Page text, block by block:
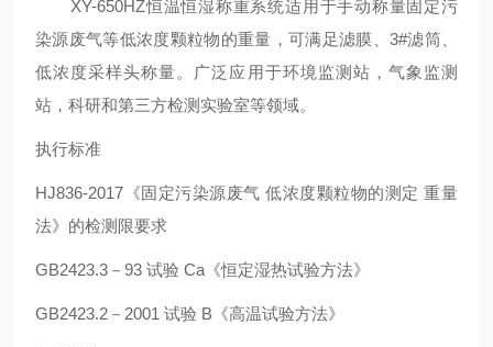
XY-650HZ恒温恒湿称重系统适用于手动称量固定污
染源废气等低浓度颗粒物的重量，可满足滤膜、3#滤筒、
低浓度采样头称量。广泛应用于环境监测站，气象监测
站，科研和第三方检测实验室等领域。
执行标准
HJ836-2017《固定污染源废气 低浓度颗粒物的测定 重量
法》的检测限要求
GB2423.3－93 试验 Ca《恒定湿热试验方法》
GB2423.2－2001 试验 B《高温试验方法》